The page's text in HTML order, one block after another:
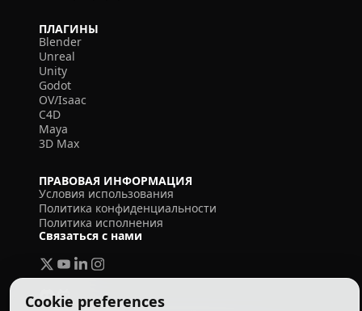
Cookie preferences
ПЛАГИНЫ
Blender
Unreal
Unity
Godot
OV/Isaac
C4D
Maya
3D Max
ПРАВОВАЯ ИНФОРМАЦИЯ
Условия использования
Политика конфиденциальности
Политика исполнения
Связаться с нами